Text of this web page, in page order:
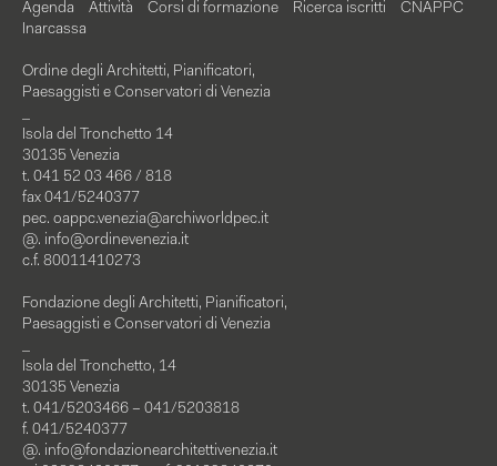
Agenda
Attività Corsi di formazione Ricerca iscritti
CNAPPC
Inarcassa
Ordine degli Architetti, Pianificatori,
Paesaggisti e Conservatori di Venezia
Isola del Tronchetto 14
30135 Venezia
t. 041 52 03 466 / 818
fax 041/5240377
pec. oappc.venezia@archiworldpec.it
@. info@ordinevenezia.it
c.f. 80011410273
Fondazione degli Architetti, Pianificatori,
Paesaggisti e Conservatori di Venezia
Isola del Tronchetto, 14
30135 Venezia
t. 041/5203466 – 041/5203818
f. 041/5240377
@. info@fondazionearchitettivenezia.it